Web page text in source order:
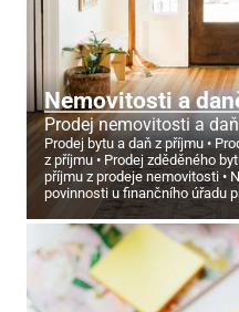
Nemovitosti a
Prodej nemovitosti a
Prodej bytu a daň z příjmu
z příjmu
Prodej zděděného
příjmu z prodeje nemovitosti
povinnosti u finančního úřadu